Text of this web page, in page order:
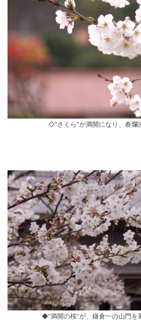
◇”さくら”が満開になり、春爛
◆”満開の桜”が、鎌倉一の山門を